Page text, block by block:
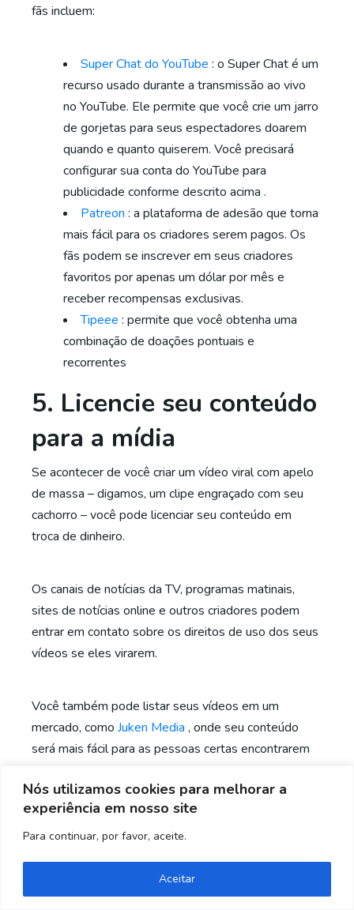
Nós utilizamos cookies para melhorar a
experiência em nosso site
Para continuar, por favor, aceite.
Aceitar
fãs incluem:
Super Chat do YouTube : o Super Chat é um
recurso usado durante a transmissão ao vivo
no YouTube. Ele permite que você crie um jarro
de gorjetas para seus espectadores doarem
quando e quanto quiserem. Você precisará
configurar sua conta do YouTube para
publicidade conforme descrito acima .
Patreon : a plataforma de adesão que torna
mais fácil para os criadores serem pagos. Os
fãs podem se inscrever em seus criadores
favoritos por apenas um dólar por mês e
receber recompensas exclusivas.
Tipeee : permite que você obtenha uma
combinação de doações pontuais e
recorrentes
5. Licencie seu conteúdo
para a mídia
Se acontecer de você criar um vídeo viral com apelo
de massa – digamos, um clipe engraçado com seu
cachorro – você pode licenciar seu conteúdo em
troca de dinheiro.
Os canais de notícias da TV, programas matinais,
sites de notícias online e outros criadores podem
entrar em contato sobre os direitos de uso dos seus
vídeos se eles virarem.
Você também pode listar seus vídeos em um
mercado, como Juken Media , onde seu conteúdo
será mais fácil para as pessoas certas encontrarem
Precisa de ajuda? Entre em contato!